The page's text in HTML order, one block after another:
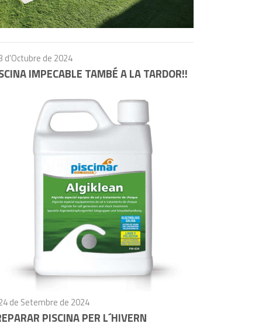
d'Octubre de 2024
IMPECABLE TAMBÉ A LA TARDOR!!
de Setembre de 2024
PISCINA PER L´HIVERN